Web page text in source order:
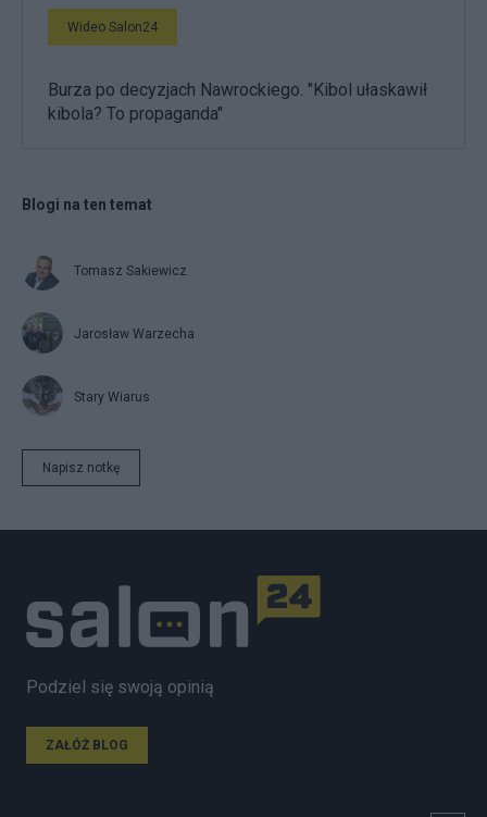
Wideo Salon24
Burza po decyzjach Nawrockiego. "Kibol ułaskawił
kibola? To propaganda"
Blogi na ten temat
Tomasz Sakiewicz
Jarosław Warzecha
Stary Wiarus
Napisz notkę
Podziel się swoją opinią
ZAŁÓŻ BLOG